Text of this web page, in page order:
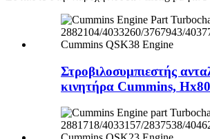
Στροβιλοσυμπιεστής
κινητήρα Cummins,